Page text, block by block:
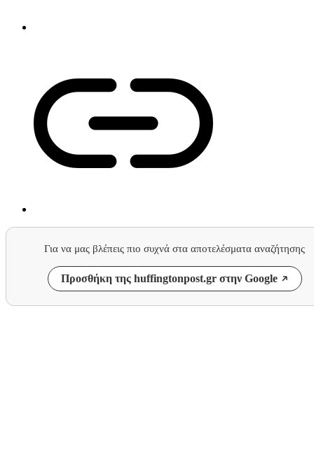
Για να μας βλέπεις πιο συχνά στα αποτελέσματα αναζήτησης
Προσθήκη της huffingtonpost.gr στην Google